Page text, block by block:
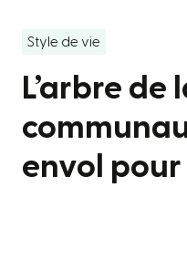
Style de vie
L’arbre de
envol